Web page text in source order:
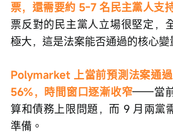
票，還需要約 5-7 名民主黨人支
票反對的民主黨人立場很堅定，
極大，這是法案能否通過的核心變
Polymarket 上當前預測法案通
56%，時間窗口逐漸收窄——當前
算和債務上限問題，而 9 月兩黨
準備。